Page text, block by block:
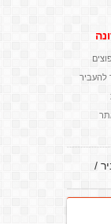
/